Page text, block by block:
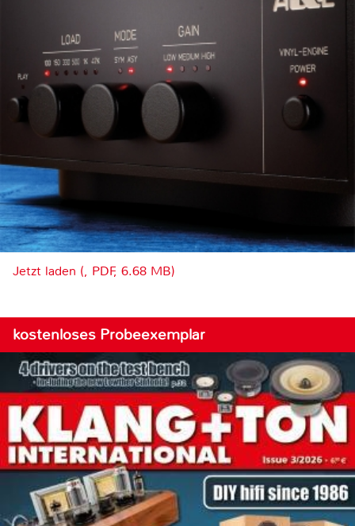
Jetzt laden (, PDF, 6.68 MB)
kostenloses Probeexemplar